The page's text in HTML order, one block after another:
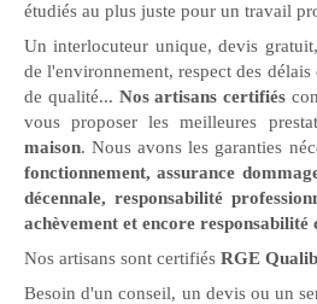
étudiés au plus juste pour un travail
Un interlocuteur unique, devis
de l'environnement, respect des
de qualité... Nos artisans certifiés
vous proposer les meilleures
maison. Nous avons les garanties
fonctionnement, assurance
décennale, responsabilité
achèvement et encore responsabilité
Nos artisans sont certifiés RGE
Besoin d'un conseil, un devis ou un